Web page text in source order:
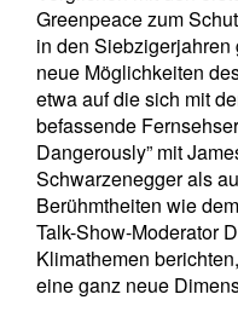
Greenpeace zum
in den
neue Möglichkeiten
etwa auf die sich mit
befassende
Dangerously” mit
Schwarzenegger als
Berühmtheiten wie
Talk-Show-Moderator
Klimathemen
eine ganz neue